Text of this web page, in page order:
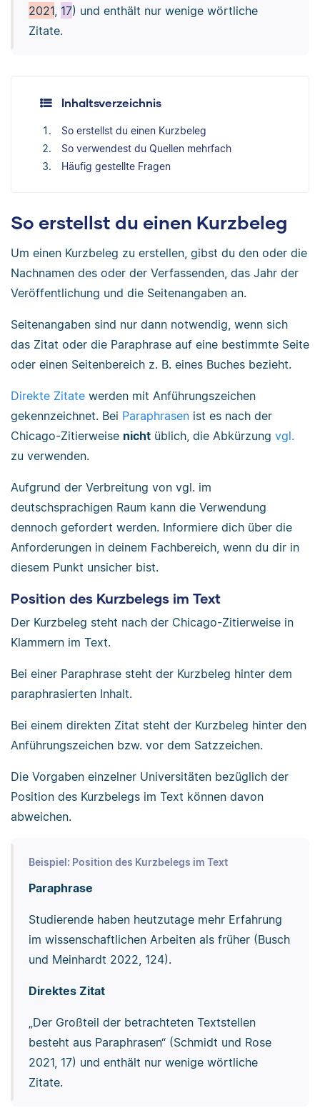
2021, 17) und enthält nur wenige wörtliche
Zitate.
Inhaltsverzeichnis
So erstellst du einen Kurzbeleg
So verwendest du Quellen mehrfach
Häufig gestellte Fragen
So erstellst du einen Kurzbeleg
Um einen Kurzbeleg zu erstellen, gibst du den oder die
Nachnamen des oder der Verfassenden, das Jahr der
Veröffentlichung und die Seitenangaben an.
Seitenangaben sind nur dann notwendig, wenn sich
das Zitat oder die Paraphrase auf eine bestimmte Seite
oder einen Seitenbereich z. B. eines Buches bezieht.
Direkte Zitate werden mit Anführungszeichen
gekennzeichnet. Bei Paraphrasen ist es nach der
Chicago-Zitierweise nicht üblich, die Abkürzung vgl.
zu verwenden.
Aufgrund der Verbreitung von vgl. im
deutschsprachigen Raum kann die Verwendung
dennoch gefordert werden. Informiere dich über die
Anforderungen in deinem Fachbereich, wenn du dir in
diesem Punkt unsicher bist.
Position des Kurzbelegs im Text
Der Kurzbeleg steht nach der Chicago-Zitierweise in
Klammern im Text.
Bei einer Paraphrase steht der Kurzbeleg hinter dem
paraphrasierten Inhalt.
Bei einem direkten Zitat steht der Kurzbeleg hinter den
Anführungszeichen bzw. vor dem Satzzeichen.
Die Vorgaben einzelner Universitäten bezüglich der
Position des Kurzbelegs im Text können davon
abweichen.
Beispiel: Position des Kurzbelegs im Text
Paraphrase
Studierende haben heutzutage mehr Erfahrung
im wissenschaftlichen Arbeiten als früher (Busch
und Meinhardt 2022, 124).
Direktes Zitat
„Der Großteil der betrachteten Textstellen
besteht aus Paraphrasen“ (Schmidt und Rose
2021, 17) und enthält nur wenige wörtliche
Zitate.